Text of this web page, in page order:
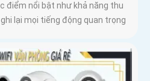
điểm nổi bật như khả năng thu
lại mọi tiếng động quan trọng